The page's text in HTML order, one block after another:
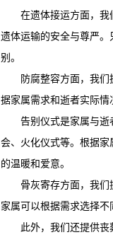
在遗体接运方面，
遗体运输的安全与尊严
别。
防腐整容方面，我
据家属需求和逝者实际情
告别仪式是家属与逝
会、火化仪式等。根据
的温暖和爱意。
骨灰寄存方面，我们
家属可以根据需求选择不
此外，我们还提供